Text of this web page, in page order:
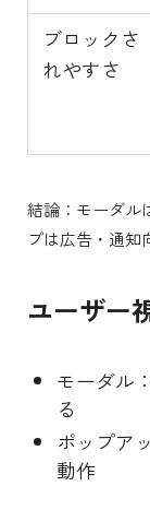
ブロックさ
れやすさ
結論：モーダル
プは広告・通知
ユーザー
モーダル
る
ポップア
動作